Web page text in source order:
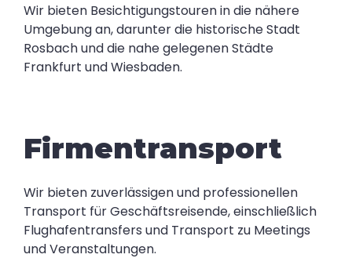
Wir bieten Besichtigungstouren in die nähere
Umgebung an, darunter die historische Stadt
Rosbach und die nahe gelegenen Städte
Frankfurt und Wiesbaden.
Firmentransport
Wir bieten zuverlässigen und professionellen
Transport für Geschäftsreisende, einschließlich
Flughafentransfers und Transport zu Meetings
und Veranstaltungen.